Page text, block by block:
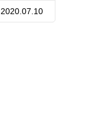
2020.07.10